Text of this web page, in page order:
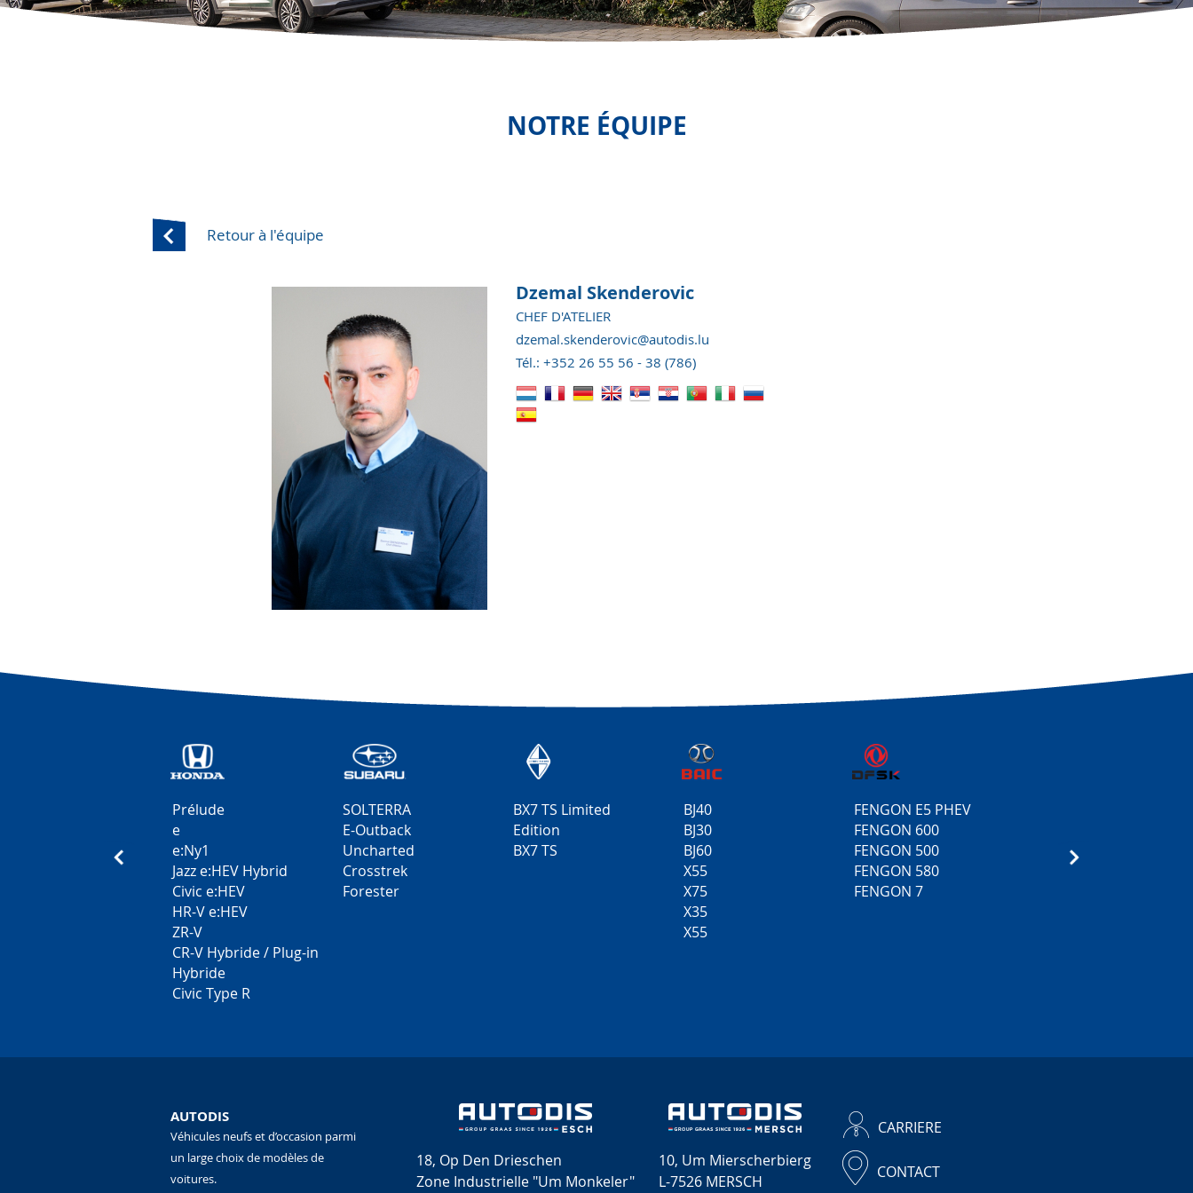
NOTRE ÉQUIPE
Retour à l'équipe
Dzemal Skenderovic
CHEF D'ATELIER
dzemal.skenderovic@autodis.lu
Tél.: +352 26 55 56 - 38 (786)
Prélude
e
e:Ny1
Jazz e:HEV Hybrid
Civic e:HEV
HR-V e:HEV
ZR-V
CR-V Hybride / Plug-in
Hybride
Civic Type R
SOLTERRA
E-Outback
Uncharted
Crosstrek
Forester
BX7 TS Limited
Edition
BX7 TS
BJ40
BJ30
BJ60
X55
X75
X35
X55
FENGON E5 PHEV
FENGON 600
FENGON 500
FENGON 580
FENGON 7
AUTODIS
Véhicules neufs et d’occasion parmi
un large choix de modèles de
voitures.
18, Op Den Drieschen
Zone Industrielle "Um Monkeler"
10, Um Mierscherbierg
L-7526 MERSCH
CARRIERE
CONTACT